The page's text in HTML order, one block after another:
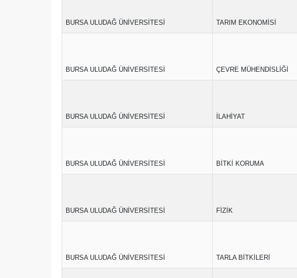
BURSA ULUDAĞ ÜNİVERSİTESİ TARIM EKONOMİSİ
BURSA ULUDAĞ ÜNİVERSİTESİ ÇEVRE MÜHENDİSLİĞİ
BURSA ULUDAĞ ÜNİVERSİTESİ İLAHİYAT
BURSA ULUDAĞ ÜNİVERSİTESİ BİTKİ KORUMA
BURSA ULUDAĞ ÜNİVERSİTESİ FİZİK
BURSA ULUDAĞ ÜNİVERSİTESİ TARLA BİTKİLERİ